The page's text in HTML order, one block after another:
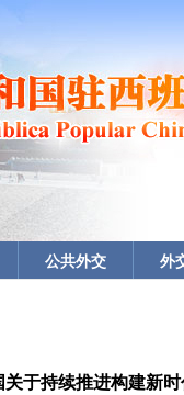
公共外交 外
于持续推进构建新